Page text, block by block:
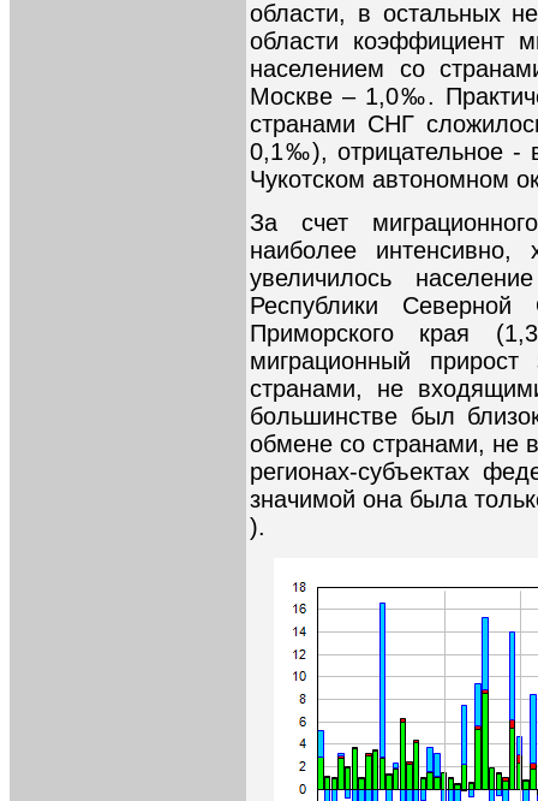
области, в остальных
области коэффициент
населением со
Москве – 1,0‰.
странами СНГ
0,1‰), отрицательное -
Чукотском автономном
За счет
наиболее
увеличилось
Республики
Приморского края
миграционный
странами, не
большинстве был
обмене со странами, не
регионах-субъектах
значимой она была
).